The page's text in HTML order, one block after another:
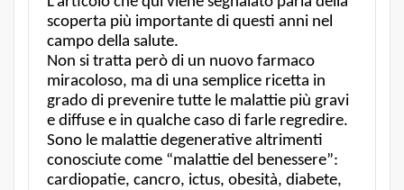
scoperta più importante di questi anni nel
campo della salute.
Non si tratta però di un nuovo farmaco
miracoloso, ma di una semplice ricetta in
grado di prevenire tutte le malattie più gravi
e diffuse e in qualche caso di farle regredire.
Sono le malattie degenerative altrimenti
conosciute come “malattie del benessere”:
cardiopatie, cancro, ictus, obesità, diabete,